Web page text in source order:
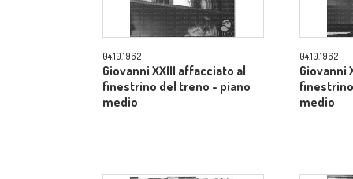
04.10.1962
Giovanni XXIII affacciato al
finestrino del treno - piano
medio
04.10.1962
Giovanni
medio